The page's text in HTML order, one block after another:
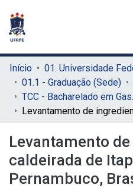
Início
01.1 - Graduação (Sede)
TCC -
Levantamento
caldeirada de
Pernambuco,